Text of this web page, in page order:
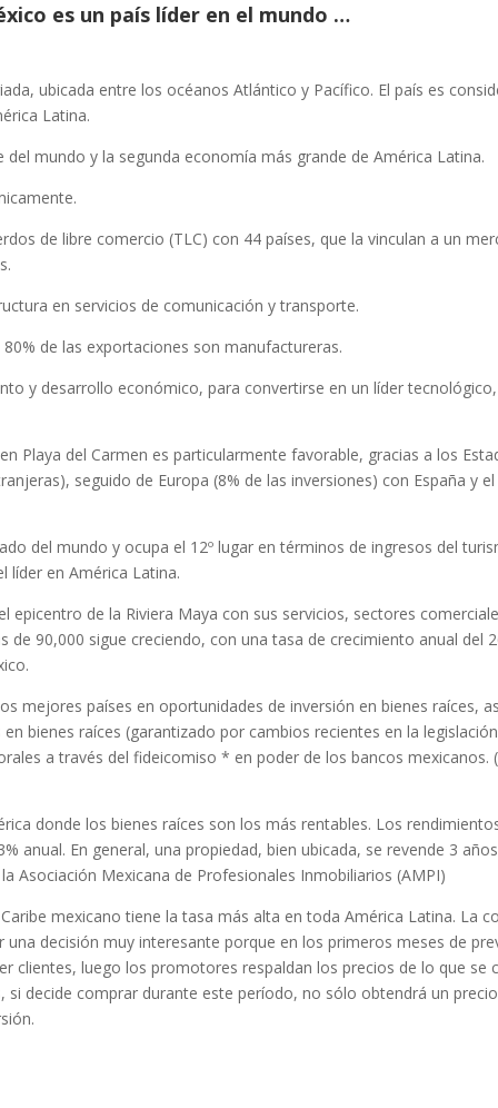
es un país líder en el mundo …
ubicada entre los océanos Atlántico y Pacífico. El país es
Latina.
mundo y la segunda economía más grande de América Latina.
de libre comercio (TLC) con 44 países, que la vinculan a un
en servicios de comunicación y transporte.
de las exportaciones son manufactureras.
y desarrollo económico, para convertirse en un líder
Playa del Carmen es particularmente favorable, gracias a los
seguido de Europa (8% de las inversiones) con España y
del mundo y ocupa el 12º lugar en términos de ingresos del
líder en América Latina.
epicentro de la Riviera Maya con sus servicios, sectores
de 90,000 sigue creciendo, con una tasa de crecimiento anual del
mejores países en oportunidades de inversión en bienes raíces,
bienes raíces (garantizado por cambios recientes en la
a través del fideicomiso * en poder de los bancos mexicanos.
donde los bienes raíces son los más rentables. Los
anual. En general, una propiedad, bien ubicada, se revende 3
Asociación Mexicana de Profesionales Inmobiliarios (AMPI)
mexicano tiene la tasa más alta en toda América Latina. La
decisión muy interesante porque en los primeros meses de
clientes, luego los promotores respaldan los precios de lo que se
si decide comprar durante este período, no sólo obtendrá un